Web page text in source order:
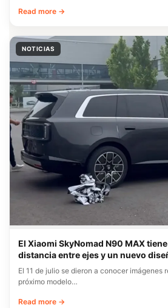
Read more →
NOTICIAS
El Xiaomi SkyNomad N90 MAX
distancia entre ejes y un nuevo
El 11 de julio se dieron a conocer imágenes
próximo modelo…
Read more →